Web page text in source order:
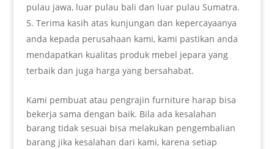
pulau jawa, luar pulau bali dan luar pulau Sumatra.
Terima kasih atas kunjungan dan kepercayaanya
anda kepada perusahaan kami, kami pastikan anda
mendapatkan kualitas produk mebel jepara yang
terbaik dan juga harga yang bersahabat.
Kami pembuat atau pengrajin furniture harap bisa
bekerja sama dengan baik. Bila ada kesalahan
barang tidak sesuai bisa melakukan pengembalian
barang jika kesalahan dari kami, karena setiap